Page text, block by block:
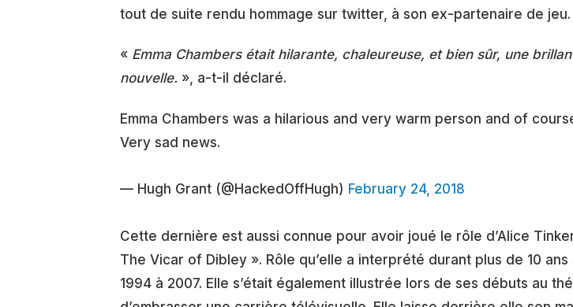
tout de suite rendu hommage sur twitter, à son ex-partenaire de jeu.
« Emma Chambers était hilarante, chaleureuse, et bien sûr, une
nouvelle. », a-t-il déclaré.
Emma Chambers was a hilarious and very warm person and of
Very sad news.
— Hugh Grant (@HackedOffHugh) February 24, 2018
Cette dernière est aussi connue pour avoir joué le rôle d’Alice
The Vicar of Dibley ». Rôle qu’elle a interprété durant plus de 10
1994 à 2007. Elle s’était également illustrée lors de ses débuts au